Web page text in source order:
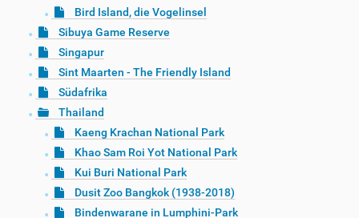
Bird Island, die Vogelinsel
Sibuya Game Reserve
Singapur
Sint Maarten - The Friendly Island
Südafrika
Thailand
Kaeng Krachan National Park
Khao Sam Roi Yot National Park
Kui Buri National Park
Dusit Zoo Bangkok (1938-2018)
Bindenwarane in Lumphini-Park